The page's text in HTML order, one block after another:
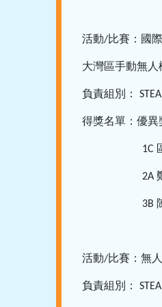
活動/比賽：國
大灣區手動無人
負責組別：
得獎名單：優異
1C
2A
3B
活動/比賽：無
負責組別：